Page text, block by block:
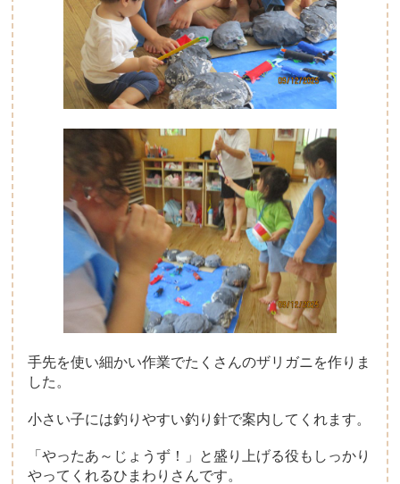
手先を使い細かい作業でたくさんのザリガニを作りま
した。
小さい子には釣りやすい釣り針で案内してくれます。
「やったあ～じょうず！」と盛り上げる役もしっかり
やってくれるひまわりさんです。